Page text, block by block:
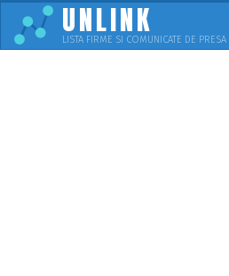
UNLINK
LISTA FIRME SI COMUNICATE DE PRESA